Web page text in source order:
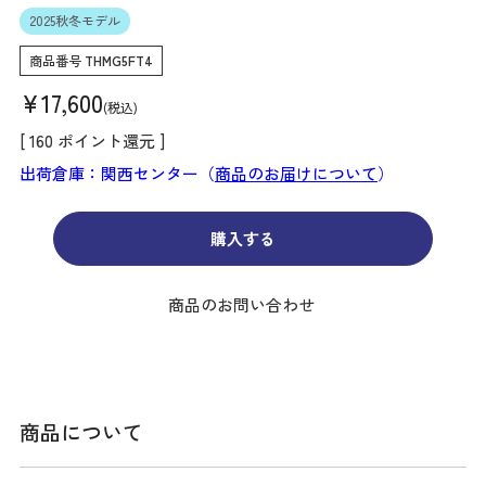
2025秋冬モデル
商品番号 THMG5FT4
¥17,600 税込
[160 ポイント還元 ]
出荷倉庫：関西センター（商品のお届けについて）
購入する
商品のお問い合わせ
商品について